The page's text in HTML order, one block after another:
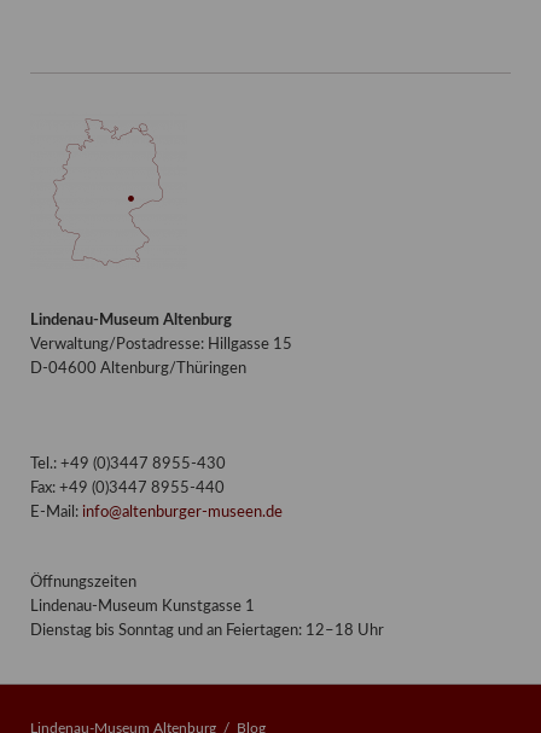
Lindenau-Museum Altenburg
Verwaltung/Postadresse: Hillgasse 15
D-04600 Altenburg/Thüringen
Tel.: +49 (0)3447 8955-430
Fax: +49 (0)3447 8955-440
E-Mail: info@altenburger-museen.de
Öffnungszeiten
Lindenau-Museum Kunstgasse 1
Dienstag bis Sonntag und an Feiertagen: 12–18 Uhr
Lindenau-Museum Altenburg Blog